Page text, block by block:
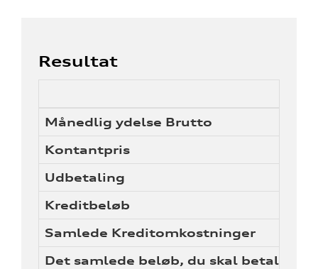
Resultat
Månedlig ydelse Brutto
Kontantpris
Udbetaling
Kreditbeløb
Samlede Kreditomkostninger
Det samlede beløb, du skal betale